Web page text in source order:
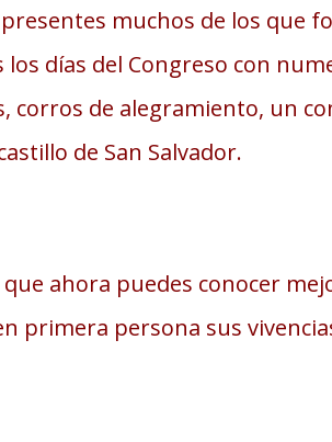
muchos de los que
días del Congreso con
corros de alegramiento, un
de San Salvador.
ahora puedes conocer
primera persona sus